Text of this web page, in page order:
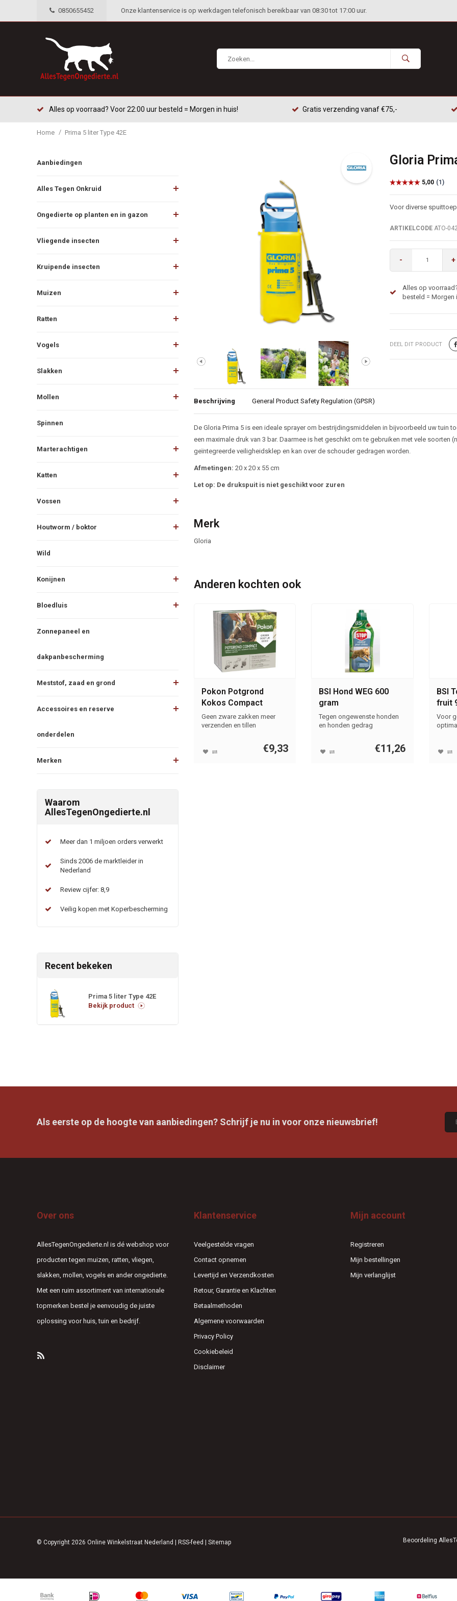
0850655452 Onze klantenservice is op werkdagen telefonisch bereikbaar van 08:30 tot 17:00 uur.
Alles op voorraad? Voor 22:00 uur besteld = Morgen in huis! Gratis verzending vanaf €75,-
Home / Prima 5 liter Type 42E
Aanbiedingen
Alles Tegen Onkruid
Ongedierte op planten en in gazon
Vliegende insecten
Kruipende insecten
Muizen
Ratten
Vogels
Slakken
Mollen
Spinnen
Marterachtigen
Katten
Vossen
Houtworm / boktor
Wild
Konijnen
Bloedluis
Zonnepaneel en
dakpanbescherming
Meststof, zaad en grond
Accessoires en reserve
onderdelen
Merken
Waarom
AllesTegenOngedierte.nl
Meer dan 1 miljoen orders verwerkt
Sinds 2006 de marktleider in
Nederland
Review cijfer: 8,9
Veilig kopen met Koperbescherming
Recent bekeken
Prima 5 liter Type 42E
Bekijk product
Gloria
Voor diverse
ARTIKELCODEATO-
- +
Alles op
besteld = Morgen
DEEL DIT PRODUCT
Beschrijving General Product Safety Regulation (GPSR)
Beschrijving
De Gloria Prima 5 is een ideale sprayer om bestrijdingsmiddelen in bijvoorbeeld uw tuin
een maximale druk van 3 bar. Daarmee is het geschikt om te gebruiken met vele
geïntegreerde veiligheidsklep en kan over de schouder gedragen worden.
Afmetingen: 20 x 20 x 55 cm
Let op: De drukspuit is niet geschikt voor zuren
Merk
Gloria
Anderen kochten ook
Pokon Potgrond
Kokos Compact
Universeel 30L | Milieu
bewuste keuze
Geen zware zakken meer
verzenden en tillen
€9,33
BSI Hond WEG 600
gram
Tegen ongewenste honden
en honden gedrag
€11,26
BSI
fruit
Voor
Als eerste op de hoogte van aanbiedingen? Schrijf je nu in voor onze nieuwsbrief!
Over ons
AllesTegenOngedierte.nl is dé webshop voor
producten tegen muizen, ratten, vliegen,
slakken, mollen, vogels en ander ongedierte.
Met een ruim assortiment van internationale
topmerken bestel je eenvoudig de juiste
oplossing voor huis, tuin en bedrijf.
Klantenservice
Veelgestelde vragen
Contact opnemen
Levertijd en Verzendkosten
Retour, Garantie en Klachten
Betaalmethoden
Algemene voorwaarden
Privacy Policy
Cookiebeleid
Disclaimer
Mijn account
Registreren
Mijn bestellingen
Mijn verlanglijst
© Copyright 2026 Online Winkelstraat Nederland RSS-feed Sitemap Beoordeling